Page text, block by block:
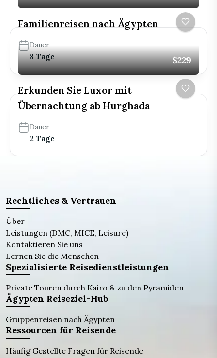
Familienreisen nach Ägypten
Dauer
8 Tage $229
Erkunden Sie Luxor mit
Übernachtung ab Hurghada
Dauer
2 Tage
Rechtliches & Vertrauen
Über
Leistungen (DMC, MICE, Leisure)
Kontaktieren Sie uns
Lernen Sie die Menschen
Spezialisierte Reisedienstleistungen
Private Touren durch Kairo & zu den Pyramiden
Ägypten Reiseziel-Hub
Gruppenreisen nach Ägypten
Ressourcen für Reisende
Häufig Gestellte Fragen für Reisende